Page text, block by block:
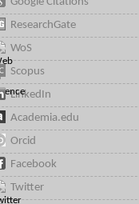
ResearchGate
WoS
Scopus
LinkedIn
Academia.edu
Orcid
Facebook
Twitter